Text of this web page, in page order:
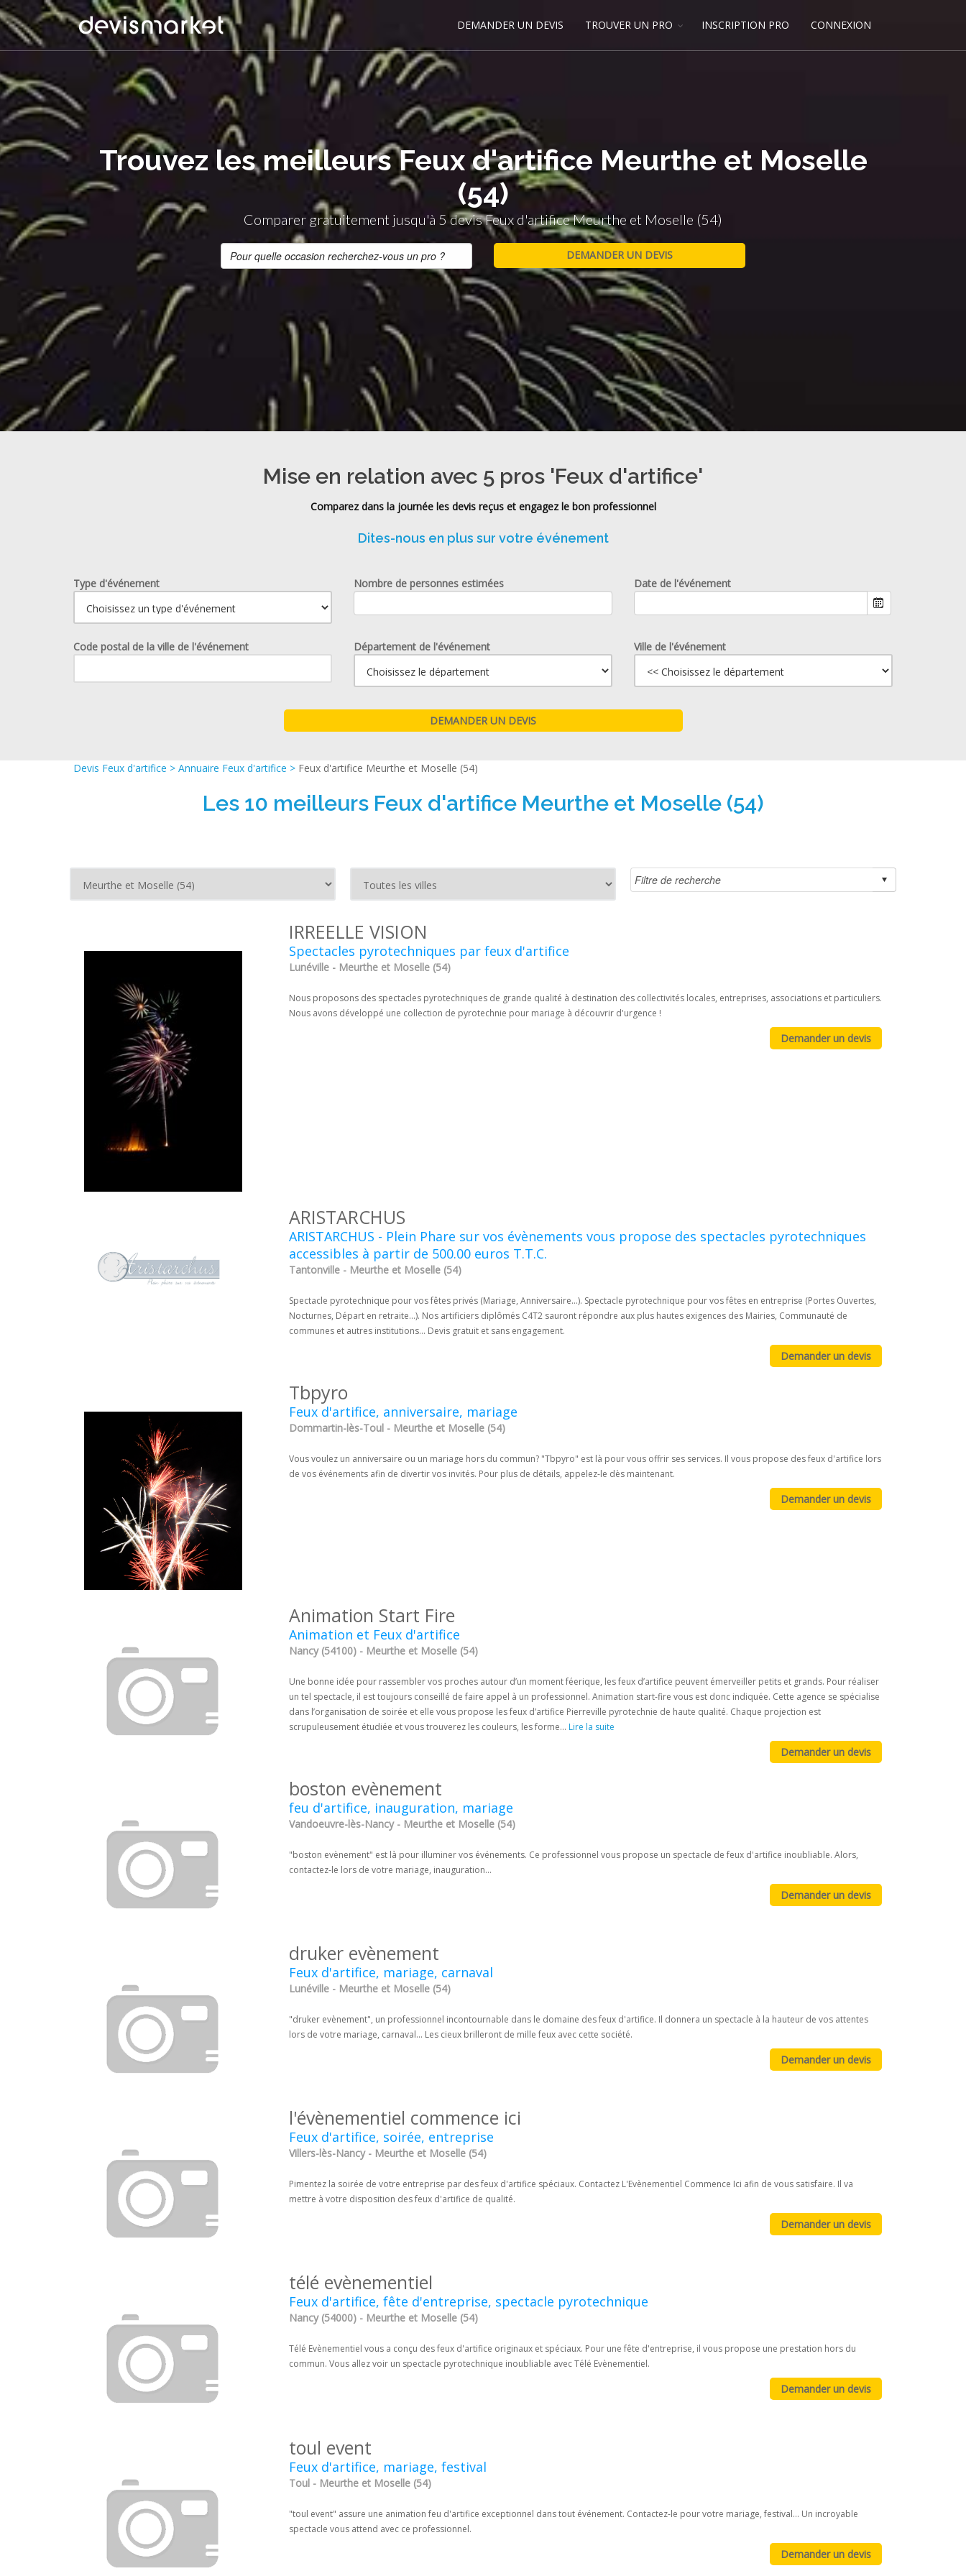
DEMANDER UN DEVIS TROUVER UN PRO INSCRIPTION PRO CONNEXION
Trouvez les meilleurs Feux d'artifice Meurthe et Moselle
(54)
Comparer gratuitement jusqu'à 5 devis Feux d'artifice Meurthe et Moselle (54)
Mise en relation avec 5 pros 'Feux d'artifice'
Comparez dans la journée les devis reçus et engagez le bon professionnel
Dites-nous en plus sur votre événement
Type d'événement Nombre de personnes estimées
Date de l'événement
Code postal de la ville de l'événement Département de l'événement Ville de l'événement
Devis Feux d'artifice > Annuaire Feux d'artifice > Feux d'artifice Meurthe et Moselle (54)
Les 10 meilleurs Feux d'artifice Meurthe et Moselle (54)
IRREELLE VISION
Spectacles pyrotechniques par feux d'artifice
Lunéville - Meurthe et Moselle (54)
Nous proposons des spectacles pyrotechniques de grande qualité à destination des collectivités locales, entreprises, associations et particuliers.
Nous avons développé une collection de pyrotechnie pour mariage à découvrir d'urgence !
ARISTARCHUS
ARISTARCHUS - Plein Phare sur vos évènements vous propose des spectacles pyrotechniques
accessibles à partir de 500.00 euros T.T.C.
Tantonville - Meurthe et Moselle (54)
Spectacle pyrotechnique pour vos fêtes privés (Mariage, Anniversaire...). Spectacle pyrotechnique pour vos fêtes en entreprise (Portes Ouvertes,
Nocturnes, Départ en retraite...). Nos artificiers diplômés C4T2 sauront répondre aux plus hautes exigences des Mairies, Communauté de
communes et autres institutions... Devis gratuit et sans engagement.
Tbpyro
Feux d'artifice, anniversaire, mariage
Dommartin-lès-Toul - Meurthe et Moselle (54)
Vous voulez un anniversaire ou un mariage hors du commun? "Tbpyro" est là pour vous offrir ses services. Il vous propose des feux d'artifice lors
de vos événements afin de divertir vos invités. Pour plus de détails, appelez-le dès maintenant.
Animation Start Fire
Animation et Feux d'artifice
Nancy (54100) - Meurthe et Moselle (54)
Une bonne idée pour rassembler vos proches autour d’un moment féerique, les feux d’artifice peuvent émerveiller petits et grands. Pour réaliser
un tel spectacle, il est toujours conseillé de faire appel à un professionnel. Animation start-fire vous est donc indiquée. Cette agence se spécialise
dans l’organisation de soirée et elle vous propose les feux d’artifice Pierreville pyrotechnie de haute qualité. Chaque projection est
scrupuleusement étudiée et vous trouverez les couleurs, les forme... Lire la suite
boston evènement
feu d'artifice, inauguration, mariage
Vandoeuvre-lès-Nancy - Meurthe et Moselle (54)
"boston evènement" est là pour illuminer vos événements. Ce professionnel vous propose un spectacle de feux d'artifice inoubliable. Alors,
contactez-le lors de votre mariage, inauguration...
druker evènement
Feux d'artifice, mariage, carnaval
Lunéville - Meurthe et Moselle (54)
"druker evènement", un professionnel incontournable dans le domaine des feux d'artifice. Il donnera un spectacle à la hauteur de vos attentes
lors de votre mariage, carnaval... Les cieux brilleront de mille feux avec cette société.
l'évènementiel commence ici
Feux d'artifice, soirée, entreprise
Villers-lès-Nancy - Meurthe et Moselle (54)
Pimentez la soirée de votre entreprise par des feux d'artifice spéciaux. Contactez L'Evènementiel Commence Ici afin de vous satisfaire. Il va
mettre à votre disposition des feux d'artifice de qualité.
télé evènementiel
Feux d'artifice, fête d'entreprise, spectacle pyrotechnique
Nancy (54000) - Meurthe et Moselle (54)
Télé Evènementiel vous a conçu des feux d'artifice originaux et spéciaux. Pour une fête d'entreprise, il vous propose une prestation hors du
commun. Vous allez voir un spectacle pyrotechnique inoubliable avec Télé Evènementiel.
toul event
Feux d'artifice, mariage, festival
Toul - Meurthe et Moselle (54)
"toul event" assure une animation feu d'artifice exceptionnel dans tout événement. Contactez-le pour votre mariage, festival... Un incroyable
spectacle vous attend avec ce professionnel.